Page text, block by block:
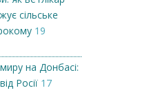
сільське
19
на Донбасі:
Росії 17